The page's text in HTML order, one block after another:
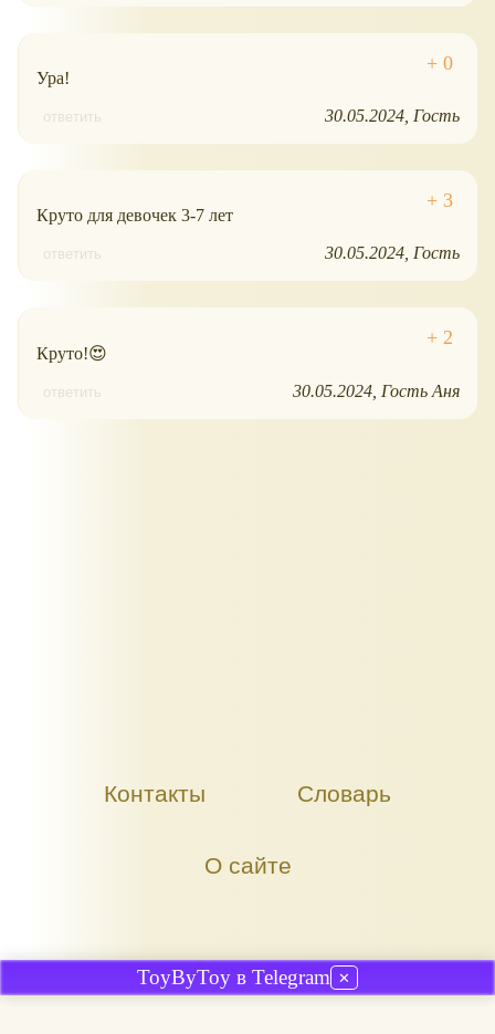
Ура!
ответить 30.05.2024 Гость
Круто для девочек 3-7 лет
ответить 30.05.2024 Гость
Круто!😍
ответить 30.05.2024 Гость Аня
Контакты Словарь
О сайте
ToyByToy в Telegram ✕